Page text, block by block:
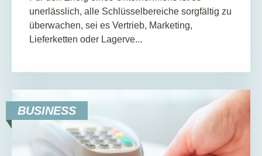
unerlässlich, alle Schlüsselbereiche sorgfältig zu
überwachen, sei es Vertrieb, Marketing,
Lieferketten oder Lagerve...
BUSINESS